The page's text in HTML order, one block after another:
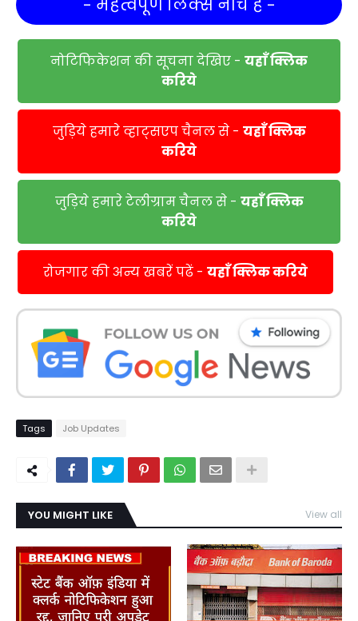
- महत्वपूर्ण लिंक्स नीचे हैं -
नोटिफिकेशन की सूचना देखिए - यहाँ क्लिक
करिये
जुड़िये हमारे व्हाट्सएप चैनल से - यहाँ क्लिक
करिये
जुड़िये हमारे टेलीग्राम चैनल से - यहाँ क्लिक
करिये
रोजगार की अन्य खबरें पढें - यहाँ क्लिक करिये
Tags Job Updates
YOU MIGHT LIKE View all